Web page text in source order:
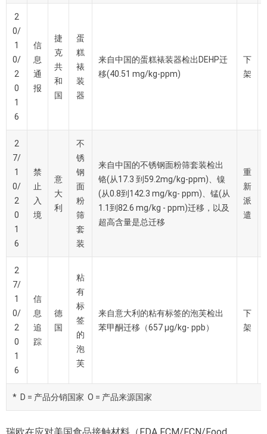
2
0/
1
0/
2
0
1
6
信
息
通
报
捷
克
共
和
国
蛋
糕
裱
装
器
来自中国的蛋糕裱装器检出DEHP迁
移(40.51 mg/kg-ppm)
下
架
2
7/
1
0/
2
0
1
6
禁
止
入
境
意
大
利
不
锈
钢
面
粉
筛
套
装
来自中国的不锈钢面粉筛套装检出
铬(从17.3 到59.2mg/kg-ppm)、镍
(从0.8到142.3 mg/kg- ppm)、锰(从
1.1到82.6 mg/kg - ppm)迁移，以及
超高含量是总迁移
重
新
派
遣
2
7/
1
0/
2
0
1
6
信
息
追
踪
德
国
粘
有
标
签
的
泡
芙
来自意大利的粘有标签的泡芙检出
苯甲酮迁移（657 µg/kg- ppb）
下
架
* D = 产品分销国家 O = 产品来源国家